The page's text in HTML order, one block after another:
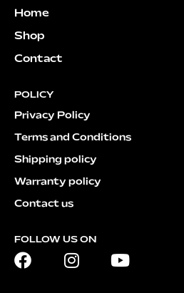
Home
Shop
Contact
POLICY
Privacy Policy
Terms and Conditions
Shipping policy
Warranty policy
Contact us
FOLLOW US ON